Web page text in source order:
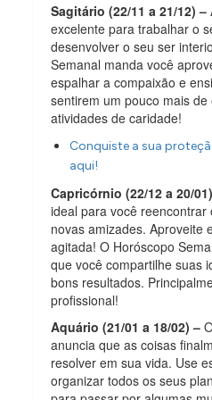
Sagitário (22/11 a 21/12) –
excelente para trabalhar o
desenvolver o seu ser
Semanal manda você
espalhar a compaixão e
sentirem um pouco mais
atividades de caridade!
Conquiste a sua
aqui!
Capricórnio (22/12 a 20/
ideal para você reencontrar
novas amizades. Aproveite
agitada! O Horóscopo
que você compartilhe suas
bons resultados.
profissional!
Aquário (21/01 a 18/02) –
anuncia que as coisas
resolver em sua vida. Use
organizar todos os seus